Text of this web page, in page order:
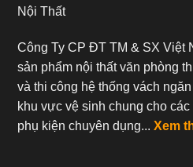
Nội Thất
Công Ty CP ĐT TM & SX Việt
sản phẩm nội thất văn phòng
và thi công hệ thống vách
khu vực vệ sinh chung cho
phụ kiện chuyên dụng... Xem